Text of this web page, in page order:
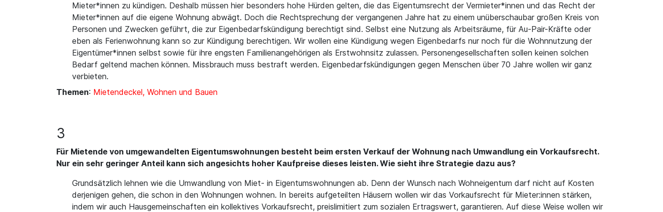
Mieter*innen zu kündigen. Deshalb müssen hier besonders hohe Hürden gelten, die das Eigentumsrecht der Vermieter*innen und das Recht der
Mieter*innen auf die eigene Wohnung abwägt. Doch die Rechtsprechung der vergangenen Jahre hat zu einem unüberschaubar großen Kreis von
Personen und Zwecken geführt, die zur Eigenbedarfskündigung berechtigt sind. Selbst eine Nutzung als Arbeitsräume, für Au-Pair-Kräfte oder
eben als Ferienwohnung kann so zur Kündigung berechtigen. Wir wollen eine Kündigung wegen Eigenbedarfs nur noch für die Wohnnutzung der
Eigentümer*innen selbst sowie für ihre engsten Familienangehörigen als Erstwohnsitz zulassen. Personengesellschaften sollen keinen solchen
Bedarf geltend machen können. Missbrauch muss bestraft werden. Eigenbedarfskündigungen gegen Menschen über 70 Jahre wollen wir ganz
verbieten.
Themen: Mietendeckel, Wohnen und Bauen
3
Für Mietende von umgewandelten Eigentumswohnungen besteht beim ersten Verkauf der Wohnung nach Umwandlung ein Vorkaufsrecht.
Nur ein sehr geringer Anteil kann sich angesichts hoher Kaufpreise dieses leisten. Wie sieht ihre Strategie dazu aus?
Grundsätzlich lehnen wie die Umwandlung von Miet- in Eigentumswohnungen ab. Denn der Wunsch nach Wohneigentum darf nicht auf Kosten
derjenigen gehen, die schon in den Wohnungen wohnen. In bereits aufgeteilten Häusern wollen wir das Vorkaufsrecht für Mieter:innen stärken,
indem wir auch Hausgemeinschaften ein kollektives Vorkaufsrecht, preislimitiert zum sozialen Ertragswert, garantieren. Auf diese Weise wollen wir